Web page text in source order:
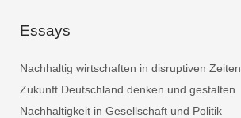
Essays
Nachhaltig wirtschaften in disruptiven Zeiten
Zukunft Deutschland denken und gestalten
Nachhaltigkeit in Gesellschaft und Politik